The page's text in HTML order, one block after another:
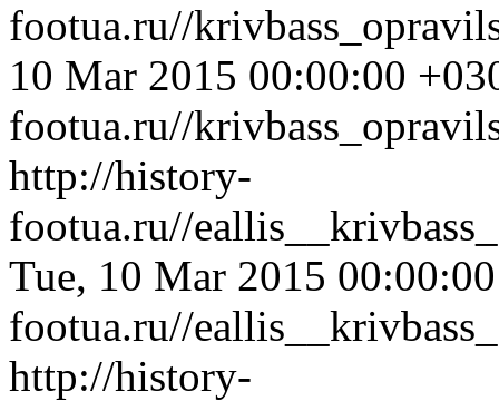
footua.ru//
10 Mar 2015 00:00:00
footua.ru//
http://history-
footua.ru//
Tue, 10 Mar 2015
footua.ru//
http://history-